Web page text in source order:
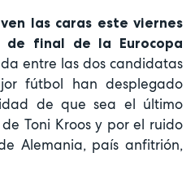
las caras este viernes
de final de la Eurocopa
entre las dos candidatas
fútbol han desplegado
de que sea el último
Toni Kroos y por el ruido
Alemania, país anfitrión,